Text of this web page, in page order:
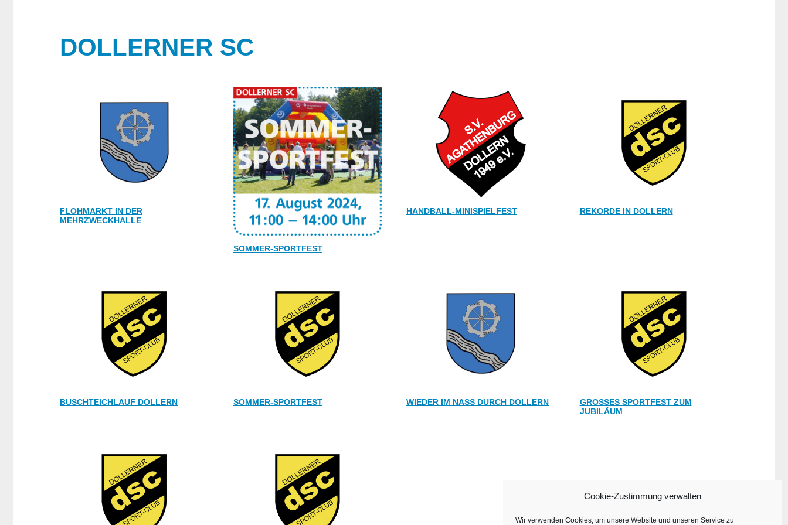
Cookie-Zustimmung verwalten
Wir verwenden Cookies, um unsere Website und unseren Service zu
DOLLERNER SC
FLOHMARKT IN DER
MEHRZWECKHALLE
SOMMER-SPORTFEST
HANDBALL-MINISPIELFEST REKORDE IN DOLLERN
BUSCHTEICHLAUF DOLLERN SOMMER-SPORTFEST WIEDER IM NASS DURCH DOLLERN
GROSSES SPORTFEST ZUM J
UBILÄUM